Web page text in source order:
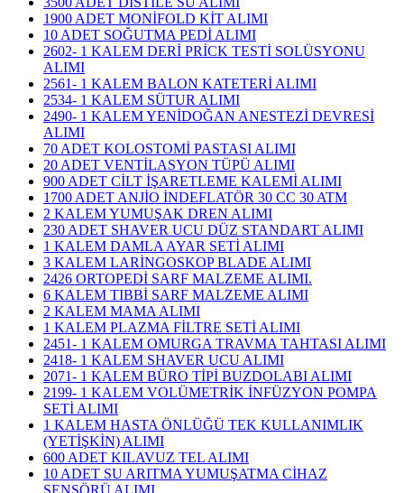
1900 ADET MONİFOLD KİT ALIMI
10 ADET SOĞUTMA PEDİ ALIMI
2602- 1 KALEM DERİ PRİCK TESTİ SOLÜSYONU
ALIMI
2561- 1 KALEM BALON KATETERİ ALIMI
2534- 1 KALEM SÜTUR ALIMI
2490- 1 KALEM YENİDOĞAN ANESTEZİ DEVRESİ
ALIMI
70 ADET KOLOSTOMİ PASTASI ALIMI
20 ADET VENTİLASYON TÜPÜ ALIMI
900 ADET CİLT İŞARETLEME KALEMİ ALIMI
1700 ADET ANJİO İNDEFLATÖR 30 CC 30 ATM
2 KALEM YUMUŞAK DREN ALIMI
230 ADET SHAVER UCU DÜZ STANDART ALIMI
1 KALEM DAMLA AYAR SETİ ALIMI
3 KALEM LARİNGOSKOP BLADE ALIMI
2426 ORTOPEDİ SARF MALZEME ALIMI.
6 KALEM TIBBİ SARF MALZEME ALIMI
2 KALEM MAMA ALIMI
1 KALEM PLAZMA FİLTRE SETİ ALIMI
2451- 1 KALEM OMURGA TRAVMA TAHTASI ALIMI
2418- 1 KALEM SHAVER UCU ALIMI
2071- 1 KALEM BÜRO TİPİ BUZDOLABI ALIMI
2199- 1 KALEM VOLÜMETRİK İNFÜZYON POMPA
SETİ ALIMI
1 KALEM HASTA ÖNLÜĞÜ TEK KULLANIMLIK
(YETİŞKİN) ALIMI
600 ADET KILAVUZ TEL ALIMI
10 ADET SU ARITMA YUMUŞATMA CİHAZ
SENSÖRÜ ALIMI